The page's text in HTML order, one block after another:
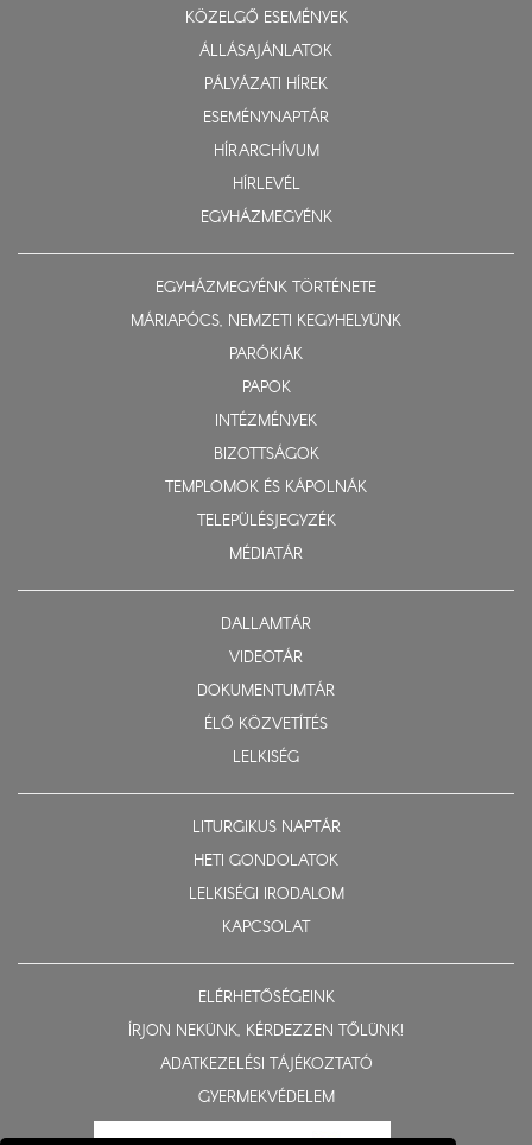
KÖZELGŐ ESEMÉNYEK
ÁLLÁSAJÁNLATOK
PÁLYÁZATI HÍREK
ESEMÉNYNAPTÁR
HÍRARCHÍVUM
HÍRLEVÉL
EGYHÁZMEGYÉNK
EGYHÁZMEGYÉNK TÖRTÉNETE
MÁRIAPÓCS, NEMZETI KEGYHELYÜNK
PARÓKIÁK
PAPOK
INTÉZMÉNYEK
BIZOTTSÁGOK
TEMPLOMOK ÉS KÁPOLNÁK
TELEPÜLÉSJEGYZÉK
MÉDIATÁR
DALLAMTÁR
VIDEOTÁR
DOKUMENTUMTÁR
ÉLŐ KÖZVETÍTÉS
LELKISÉG
LITURGIKUS NAPTÁR
HETI GONDOLATOK
LELKISÉGI IRODALOM
KAPCSOLAT
ELÉRHETŐSÉGEINK
ÍRJON NEKÜNK, KÉRDEZZEN TŐLÜNK!
ADATKEZELÉSI TÁJÉKOZTATÓ
GYERMEKVÉDELEM